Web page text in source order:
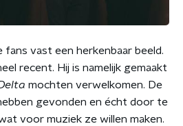
fans vast een herkenbaar beeld.
recent. Hij is namelijk gemaakt
mochten verwelkomen. De
gevonden en écht door te
voor muziek ze willen maken.